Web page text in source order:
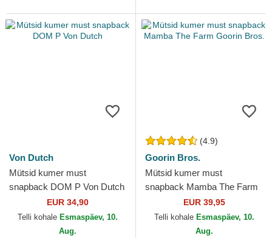
Von Dutch
Mütsid kumer must
snapback DOM P Von Dutch
EUR 34,90
Telli kohale Esmaspäev, 10.
Aug.
(4.9)
Goorin Bros.
Mütsid kumer must
snapback Mamba The Farm
Goorin Bros.EUR 39,95
Telli kohale Esmaspäev, 10.
Aug.